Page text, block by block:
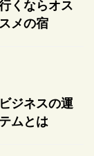
くならオス
メの宿
ジネスの運
ムとは